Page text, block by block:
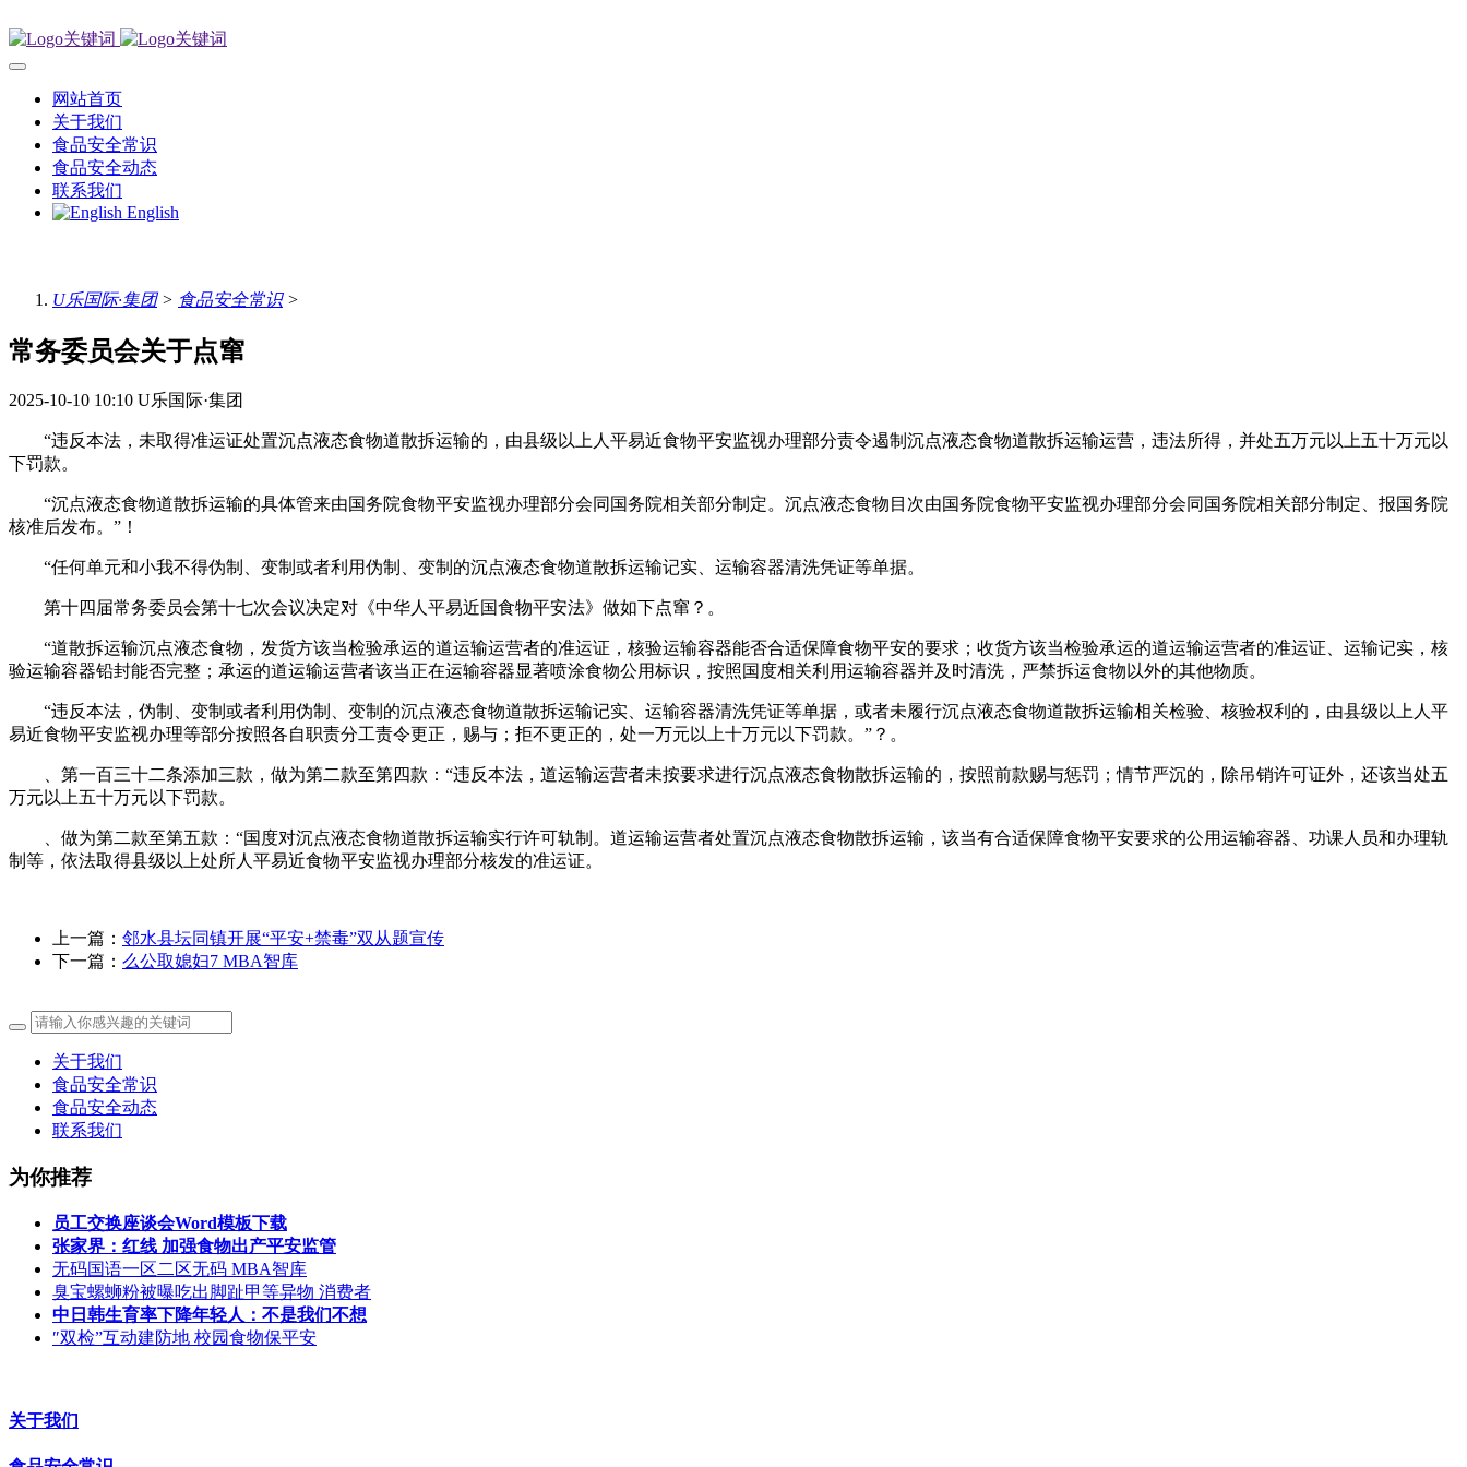
网站首页
关于我们
食品安全常识
食品安全动态
联系我们
English
U乐国际·集团> 食品安全常识>
常务委员会关于点窜
2025-10-10 10:10 U乐国际·集团
“违反本法，未取得准运证处置沉点液态食物道散拆运输的，由县级以上人平易近食物平安监视办理部分责令遏制沉点液态食物道散拆运输运营，违法所得，并处五万元以上五十万元以
下罚款。
“沉点液态食物道散拆运输的具体管来由国务院食物平安监视办理部分会同国务院相关部分制定。沉点液态食物目次由国务院食物平安监视办理部分会同国务院相关部分制定、报国务院
核准后发布。”！
“任何单元和小我不得伪制、变制或者利用伪制、变制的沉点液态食物道散拆运输记实、运输容器清洗凭证等单据。
第十四届常务委员会第十七次会议决定对《中华人平易近国食物平安法》做如下点窜？。
“道散拆运输沉点液态食物，发货方该当检验承运的道运输运营者的准运证，核验运输容器能否合适保障食物平安的要求；收货方该当检验承运的道运输运营者的准运证、运输记实，核
验运输容器铅封能否完整；承运的道运输运营者该当正在运输容器显著喷涂食物公用标识，按照国度相关利用运输容器并及时清洗，严禁拆运食物以外的其他物质。
“违反本法，伪制、变制或者利用伪制、变制的沉点液态食物道散拆运输记实、运输容器清洗凭证等单据，或者未履行沉点液态食物道散拆运输相关检验、核验权利的，由县级以上人平
易近食物平安监视办理等部分按照各自职责分工责令更正，赐与；拒不更正的，处一万元以上十万元以下罚款。”？。
、第一百三十二条添加三款，做为第二款至第四款：“违反本法，道运输运营者未按要求进行沉点液态食物散拆运输的，按照前款赐与惩罚；情节严沉的，除吊销许可证外，还该当处五
万元以上五十万元以下罚款。
、做为第二款至第五款：“国度对沉点液态食物道散拆运输实行许可轨制。道运输运营者处置沉点液态食物散拆运输，该当有合适保障食物平安要求的公用运输容器、功课人员和办理轨
制等，依法取得县级以上处所人平易近食物平安监视办理部分核发的准运证。
上一篇： 邻水县坛同镇开展“平安+禁毒”双从题宣传
下一篇： 么公取媳妇7 MBA智库
关于我们
食品安全常识
食品安全动态
联系我们
为你推荐
员工交换座谈会Word模板下载
张家界：红线 加强食物出产平安监管
无码国语一区二区无码 MBA智库
臭宝螺蛳粉被曝吃出脚趾甲等异物 消费者
中日韩生育率下降年轻人：不是我们不想
″双检”互动建防地 校园食物保平安
关于我们